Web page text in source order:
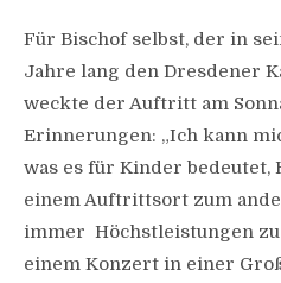
Für Bischof selbst, der in
Jahre lang den Dresdener
weckte der Auftritt am
Erinnerungen: „Ich kann
was es für Kinder
einem Auftrittsort zum
immer Höchstleistungen zu
einem Konzert in einer